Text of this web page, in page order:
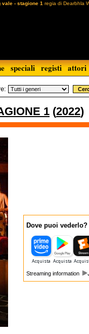
vale - stagione 1 regia di Dearbhla
speciali registi attori
1 (2022)
Dove puoi vederlo?
Streaming information